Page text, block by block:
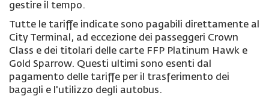
gestire il tempo.
Tutte le tariffe indicate sono pagabili direttamente al
City Terminal, ad eccezione dei passeggeri Crown
Class e dei titolari delle carte FFP Platinum Hawk e
Gold Sparrow. Questi ultimi sono esenti dal
pagamento delle tariffe per il trasferimento dei
bagagli e l'utilizzo degli autobus.